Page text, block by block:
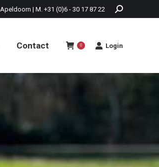
| M. +31 (0)6 - 30 17 87 22
Contact 0 Login
Contact Login